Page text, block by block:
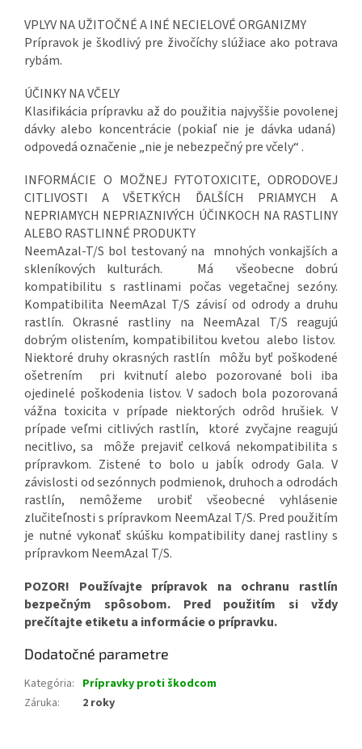
VPLYV NA UŽITOČNÉ A INÉ NECIELOVÉ ORGANIZMY
Prípravok je škodlivý pre živočíchy slúžiace ako potrava
rybám.
ÚČINKY NA VČELY
Klasifikácia prípravku až do použitia najvyššie povolenej
dávky alebo koncentrácie (pokiaľ nie je dávka udaná)
odpovedá označenie „nie je nebezpečný pre včely“ .
INFORMÁCIE O MOŽNEJ FYTOTOXICITE, ODRODOVEJ
CITLIVOSTI A VŠETKÝCH ĎALŠÍCH PRIAMYCH A
NEPRIAMYCH NEPRIAZNIVÝCH ÚČINKOCH NA RASTLINY
ALEBO RASTLINNÉ PRODUKTY
NeemAzal-T/S bol testovaný na mnohých vonkajších a
skleníkových kulturách. Má všeobecne dobrú
kompatibilitu s rastlinami počas vegetačnej sezóny.
Kompatibilita NeemAzal T/S závisí od odrody a druhu
rastlín. Okrasné rastliny na NeemAzal T/S reagujú
dobrým olistením, kompatibilitou kvetou alebo listov.
Niektoré druhy okrasných rastlín môžu byť poškodené
ošetrením pri kvitnutí alebo pozorované boli iba
ojedinelé poškodenia listov. V sadoch bola pozorovaná
vážna toxicita v prípade niektorých odrôd hrušiek. V
prípade veľmi citlivých rastlín, ktoré zvyčajne reagujú
necitlivo, sa môže prejaviť celková nekompatibilita s
prípravkom. Zistené to bolo u jabĺk odrody Gala. V
závislosti od sezónnych podmienok, druhoch a odrodách
rastlín, nemôžeme urobiť všeobecné vyhlásenie
zlučiteľnosti s prípravkom NeemAzal T/S. Pred použitím
je nutné vykonať skúšku kompatibility danej rastliny s
prípravkom NeemAzal T/S.
POZOR! Používajte prípravok na ochranu rastlín
bezpečným spôsobom. Pred použitím si vždy
prečítajte etiketu a informácie o prípravku.
Dodatočné parametre
Kategória: Prípravky proti škodcom
Záruka: 2 roky